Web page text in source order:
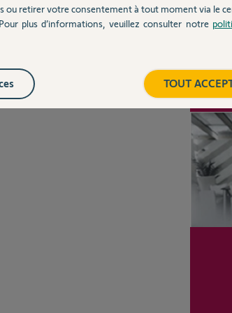
ou retirer votre consentement à tout moment via le
plus d’informations, veuillez consulter notre
TOUT